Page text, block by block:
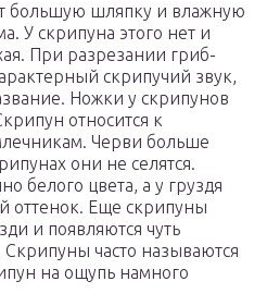
большую шляпку и влажную
У скрипуна этого нет и
При разрезании гриб-
скрипучий звук,
Ножки у скрипунов
относится к
Черви больше
они не селятся.
белого цвета, а у груздя
оттенок. Еще скрипуны
и появляются чуть
часто называются
на ощупь намного